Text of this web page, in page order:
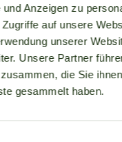
Anzeigen zu
auf unsere
unserer
Unsere Partner
die Sie
gesammelt haben.